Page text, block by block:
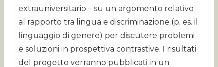
extrauniversitario – su un argomento relativo
al rapporto tra lingua e discriminazione (p. es. il
linguaggio di genere) per discutere problemi
e soluzioni in prospettiva contrastive. I risultati
del progetto verranno pubblicati in un